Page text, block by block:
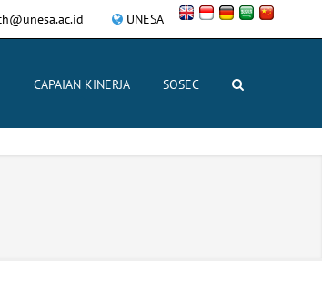
UNESA
CAPAIAN KINERJA SOSEC